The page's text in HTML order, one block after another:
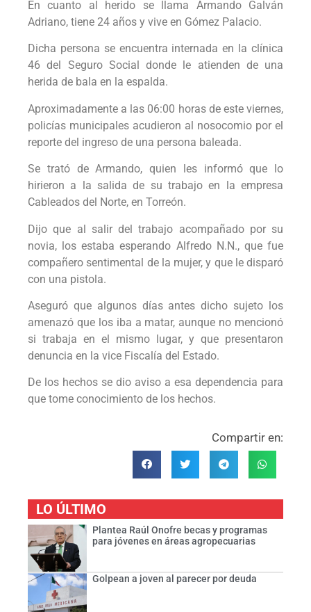
En cuanto al herido se llama Armando Galván
Adriano, tiene 24 años y vive en Gómez Palacio.
Dicha persona se encuentra internada en la clínica
46 del Seguro Social donde le atienden de una
herida de bala en la espalda.
Aproximadamente a las 06:00 horas de este viernes,
policías municipales acudieron al nosocomio por el
reporte del ingreso de una persona baleada.
Se trató de Armando, quien les informó que lo
hirieron a la salida de su trabajo en la empresa
Cableados del Norte, en Torreón.
Dijo que al salir del trabajo acompañado por su
novia, los estaba esperando Alfredo N.N., que fue
compañero sentimental de la mujer, y que le disparó
con una pistola.
Aseguró que algunos días antes dicho sujeto los
amenazó que los iba a matar, aunque no mencionó
si trabaja en el mismo lugar, y que presentaron
denuncia en la vice Fiscalía del Estado.
De los hechos se dio aviso a esa dependencia para
que tome conocimiento de los hechos.
Compartir en:
LO ÚLTIMO
Plantea Raúl Onofre becas y programas
para jóvenes en áreas agropecuarias
Golpean a joven al parecer por deuda